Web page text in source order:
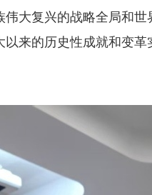
大复兴的战略全局和世
来的历史性成就和变